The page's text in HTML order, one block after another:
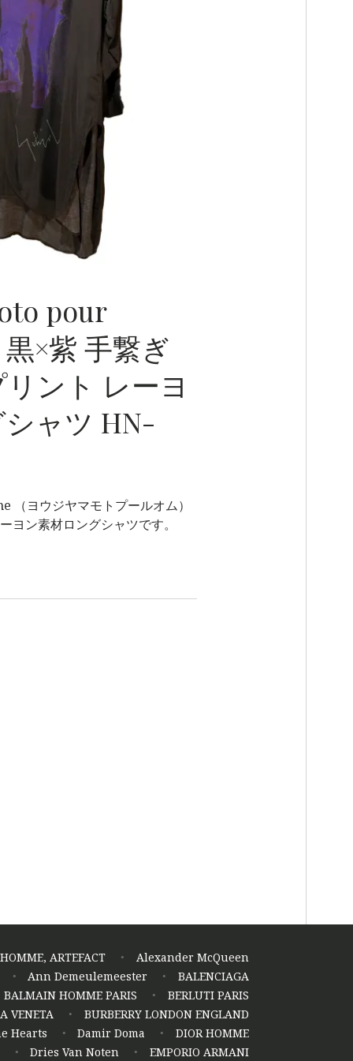
pour
×紫 手繋ぎ
ント レーヨ
ャツ HN-
ヨウジヤマモトプールオム）
ヨン素材ロングシャツです。
ARTEFACT
Alexander McQueen
Ann Demeulemeester
BALENCIAGA
BALMAIN HOMME PARIS
BERLUTI PARIS
VENETA
BURBERRY LONDON ENGLAND
Hearts
Damir Doma
DIOR HOMME
Dries Van Noten
EMPORIO ARMANI